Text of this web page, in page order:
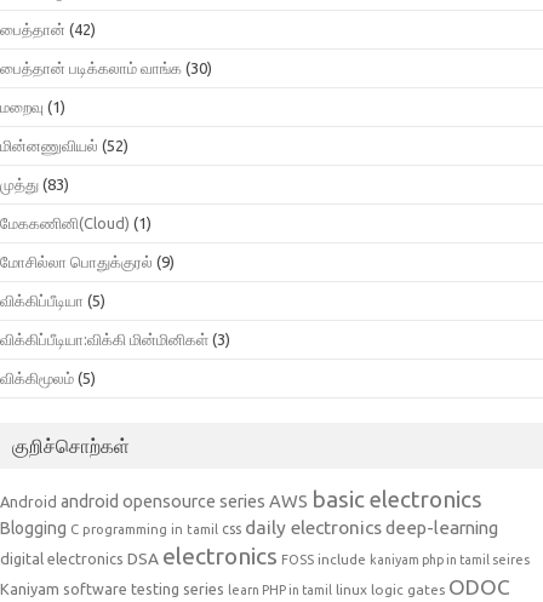
பைத்தான் (42)
பைத்தான் படிக்கலாம் வாங்க (30)
மறைவு (1)
மின்னணுவியல் (52)
முத்து (83)
மேககணினி(Cloud) (1)
மோசில்லா பொதுக்குரல் (9)
விக்கிப்பீடியா (5)
விக்கிப்பீடியா:விக்கி மின்மினிகள் (3)
விக்கிமூலம் (5)
குறிச்சொற்கள்
Android android opensource series AWS basic electronics
Blogging C programming in tamil css daily electronicsdeep-learning
digital electronics DSA electronics FOSS include kaniyam php in tamil seires
Kaniyam software testing series learn PHP in tamil linux logic gates ODOC